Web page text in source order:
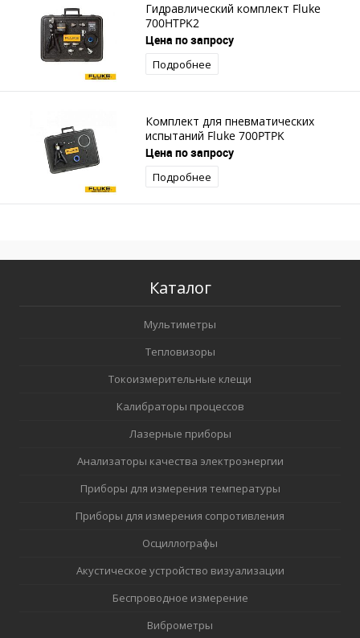
Гидравлический комплект Fluke
700HTPK2
Цена по запросу
Подробнее
Комплект для пневматических
испытаний Fluke 700PTPK
Цена по запросу
Подробнее
Каталог
Мультиметры
Тепловизоры
Токоизмерительные клещи
Калибраторы процессов
Лазерные приборы
Анализаторы качества электроэнергии
Приборы для измерения температуры
Приборы для измерения сопротивления
Осциллографы
Акустическое устройство визуализации
Беспроводное измерение
Виброметры